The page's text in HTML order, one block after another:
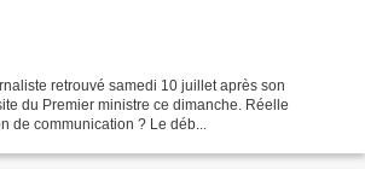
retrouvé samedi 10 juillet après son
du Premier ministre ce dimanche. Réelle
de communication ? Le déb...